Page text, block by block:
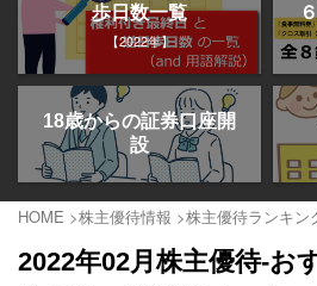
歩日数一覧
【2022年】
18歳からの証券口座開
設
HOME >株主優待情報 >株主優待ランキン
2022年02月株主優待-お